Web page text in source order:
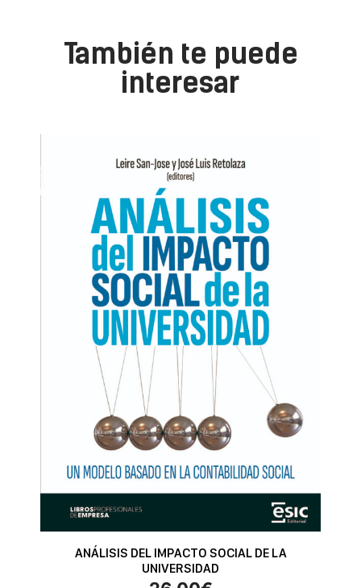
También te puede
interesar
ANÁLISIS DEL IMPACTO SOCIAL DE LA
UNIVERSIDAD